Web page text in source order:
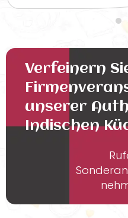
Verfeinern
unserer
Indischen